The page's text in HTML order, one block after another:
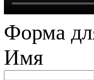
Форма
Имя